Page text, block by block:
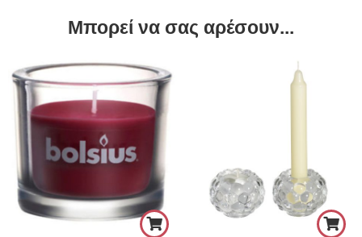
Μπορεί να σας αρέσουν...